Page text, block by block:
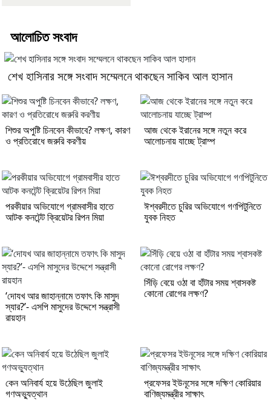
আলোচিত সংবাদ
শেখ হাসিনার সঙ্গে সংবাদ সম্মেলনে থাকছেন সাকিব আল হাসান
শিশুর অপুষ্টি চিনবেন কীভাবে? লক্ষণ, কারণ
ও প্রতিরোধে জরুরি করণীয়
আজ থেকে ইরানের সঙ্গে নতুন করে
আলোচনায় যাচ্ছে ট্রাম্প
পরকীয়ার অভিযোগে গ্রামবাসীর হাতে
আটক কনটেন্ট ক্রিয়েটর রিপন মিয়া
ঈশ্বরদীতে চুরির অভিযোগে গণপিটুনিতে
যুবক নিহত
‘দোযখ আর জাহান্নামে তফাৎ কি মাসুদ
স্যার?’- এসপি মাসুদের উদ্দেশে সন্ত্রাসী
রায়হান
সিঁড়ি বেয়ে ওঠা বা হাঁটার সময় শ্বাসকষ্ট
কোনো রোগের লক্ষণ?
কেন অনিবার্য হয়ে উঠেছিল জুলাই
গণঅভ্যুত্থান
প্রফেসর ইউনূসের সঙ্গে দক্ষিণ কোরিয়ার
বাণিজ্যমন্ত্রীর সাক্ষাৎ